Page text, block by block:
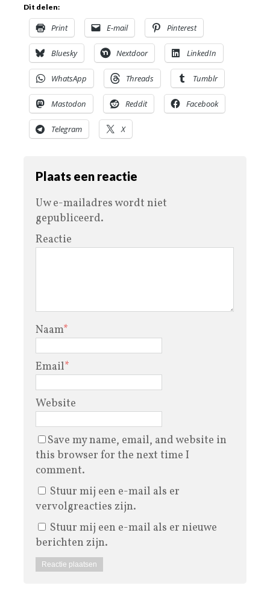
Dit delen:
Print E-mail Pinterest
Bluesky Nextdoor LinkedIn
WhatsApp Threads Tumblr
Mastodon Reddit Facebook
Telegram X
Plaats een reactie
Uw e-mailadres wordt niet
gepubliceerd.
Reactie
Naam*
Email*
Website
Save my name, email, and website in
this browser for the next time I
comment.
Stuur mij een e-mail als er
vervolgreacties zijn.
Stuur mij een e-mail als er nieuwe
berichten zijn.